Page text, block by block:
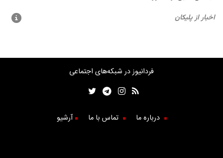
فردانیوز در شبکه‌های اجتماعی
درباره ما تماس با ما آرشیو